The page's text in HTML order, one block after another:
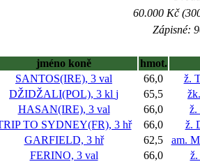
60.000 Kč
Zápisné:
jméno koně
hmot.
SANTOS(IRE), 3 val 66,0
ž.
DŽIDŽALI(POL), 3 kl j 65,5
HASAN(IRE), 3 val 66,0
ž.
TO SYDNEY(FR), 3 hř 66,0
ž.
GARFIELD, 3 hř 62,5
am.
FERINO, 3 val 66,0
ž.